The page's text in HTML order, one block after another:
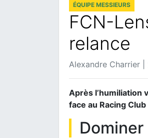
ÉQUIPE MESSIEURS
FCN-
relance
Alexandre Charrier
Après l’humiliation
face au Racing
Dominer